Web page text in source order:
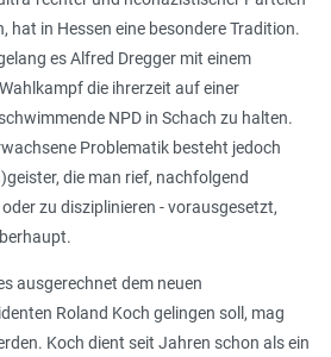
hat in Hessen eine besondere Tradition.
es Alfred Dregger mit einem
die ihrerzeit auf einer
NPD in Schach zu halten.
Problematik besteht jedoch
die man rief, nachfolgend
zu disziplinieren - vorausgesetzt,
ausgerechnet dem neuen
Roland Koch gelingen soll, mag
Koch dient seit Jahren schon als ein